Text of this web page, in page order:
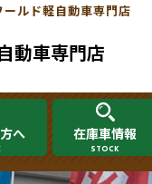
ルド軽自動車専門店
動車専門店
へ 在庫車情報
STOCK